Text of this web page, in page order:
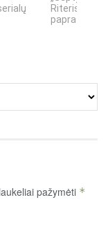
Riteris" – kai
pažymėti *